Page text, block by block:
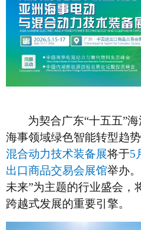
为契合广东“十五五”
海事领域绿色智能转型趋势
混合动力技术装备展将于5
出口商品交易会展馆举办
未来”为主题的行业盛会，
跨越式发展的重要引擎。